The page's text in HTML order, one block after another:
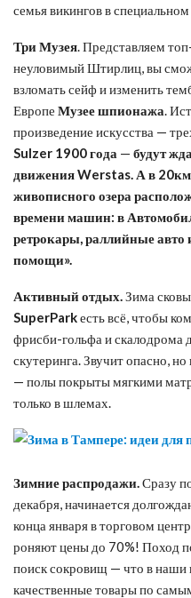
семья викингов в
Три Музея. Представляем
неуловимый Штирлиц, вы
взломать сейф и изменить
Европе Музее шпионажа.
произведение искусства —
Sulzer 1900 года — будут
движения Werstas. А в
живописного озера
времени машин: в
ретрокары, раллийные авто
помощи».
Активныйотдых.Зима
SuperParkесть всё, чтобы
фрисби-гольфа и скалодрома
скутеринга. Звучит опасно,
— полы покрыты мягкими
только в шлемах.
Зимние распродажи.Сразу
декабря, начинается
конца января в торговом
роняют цены до 70%! Поход
поиск сокровищ — что в наши
качественные товары по